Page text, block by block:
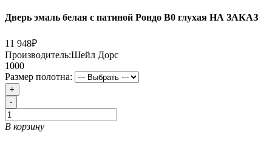
Дверь эмаль белая с патиной Рондо В0 глухая НА ЗАКАЗ
11 948₽
Производитель:Шейл Дорс
1000
Размер полотна:
+
-
В корзину